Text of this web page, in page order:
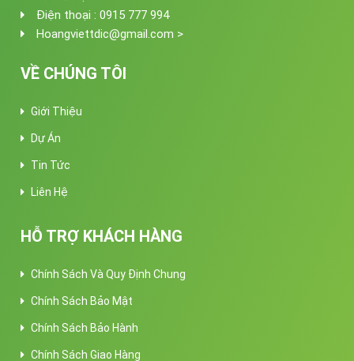
Điện thoại : 0915 777 994
Hoangviettdic@gmail.com >
VỀ CHÚNG TÔI
Giới Thiệu
Dự Án
Tin Tức
Liên Hệ
HỖ TRỢ KHÁCH HÀNG
Chính Sách Và Quy Định Chung
Chính Sách Bảo Mật
Chính Sách Bảo Hành
Chính Sách Giao Hàng